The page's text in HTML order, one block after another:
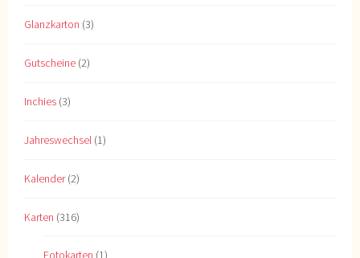
Glanzkarton (3)
Gutscheine (2)
Inchies (3)
Jahreswechsel (1)
Kalender(2)
Karten (316)
Fotokarten (1)